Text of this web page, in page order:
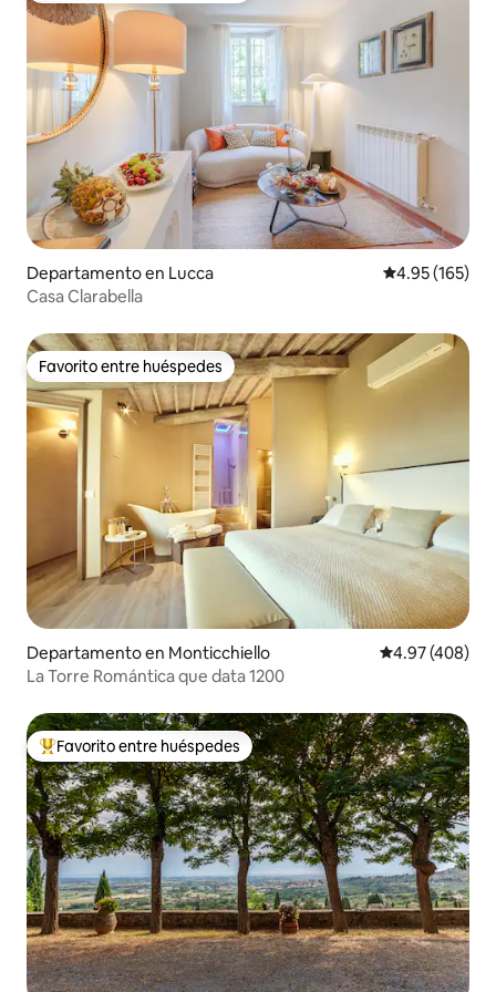
Departamento en Lucca Calificación
4.95 (165)
Casa Clarabella
Favorito entre huéspedes
Favorito entre huéspedes
Departamento en Monticchiello Calificación
4.97 (408)
La Torre Romántica que data 1200
De los mejores en Favorito entre huéspedes
Favorito entre huéspedes